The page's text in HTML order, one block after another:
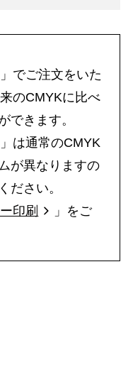
でご注文をいた
のCMYKに比べ
できます。
は通常のCMYK
が異なりますの
ださい。
印刷
」をご